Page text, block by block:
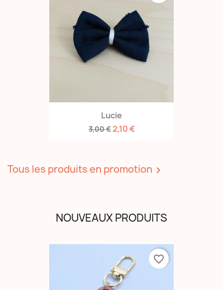
Lucie
3,00 € 2,10 €
Tous les produits en promotion 
NOUVEAUX PRODUITS
favorite_border